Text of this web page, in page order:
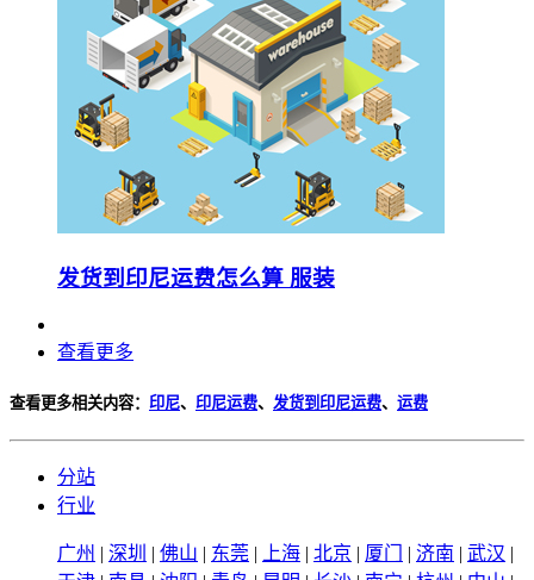
发货到印尼运费怎么算 服装
查看更多
查看更多相关内容： 印尼、 印尼运费、 发货到印尼运费、 运费
分站
行业
广州 | 深圳 | 佛山 | 东莞 | 上海 | 北京 | 厦门 | 济南 | 武汉 |